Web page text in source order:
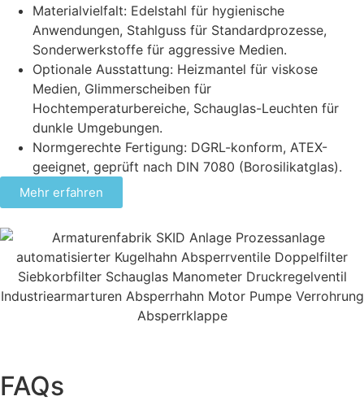
Materialvielfalt: Edelstahl für hygienische
Anwendungen, Stahlguss für Standardprozesse,
Sonderwerkstoffe für aggressive Medien.
Optionale Ausstattung: Heizmantel für viskose
Medien, Glimmerscheiben für
Hochtemperaturbereiche, Schauglas-Leuchten für
dunkle Umgebungen.
Normgerechte Fertigung: DGRL-konform, ATEX-
geeignet, geprüft nach DIN 7080 (Borosilikatglas).
Mehr erfahren
FAQs